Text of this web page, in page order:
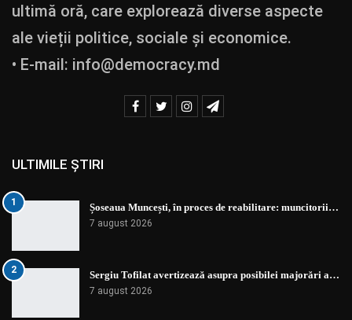
ultimă oră, care explorează diverse aspecte
ale vieții politice, sociale și economice.
• E-mail: info@democracy.md
ULTIMILE ȘTIRI
1 Șoseaua Muncești, în proces de reabilitare: muncitorii…
7 august 2026
2 Sergiu Tofilat avertizează asupra posibilei majorări a…
7 august 2026